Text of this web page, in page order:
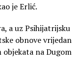
je Erlić.
a uz Psihijatrijsku
obnove vrijedan
objekata na Dugom